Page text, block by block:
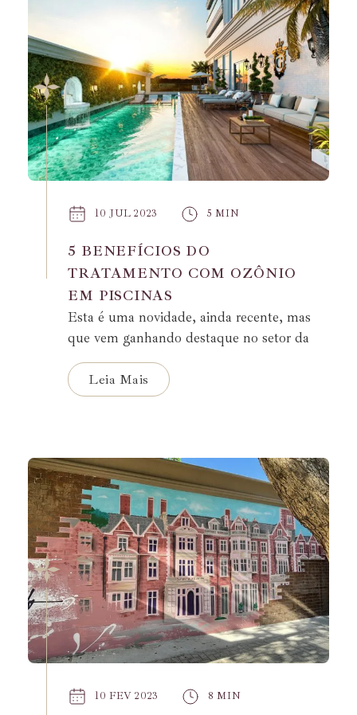
10 JUL 2023 5 MIN
5 BENEFÍCIOS DO
TRATAMENTO COM OZÔNIO
EM PISCINAS
Esta é uma novidade, ainda recente, mas
que vem ganhando destaque no setor da
construção civil...
Leia Mais
10 FEV 2023 8 MIN